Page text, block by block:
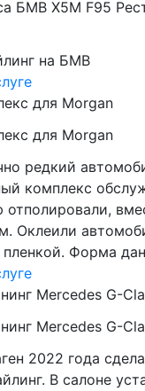
БМВ Х5М F95
на БМВ
для Morgan
для Morgan
редкий
комплекс
отполировали,
Оклеили
пленкой. Форма
Mercedes G-
Mercedes G-
2022 года
В салоне